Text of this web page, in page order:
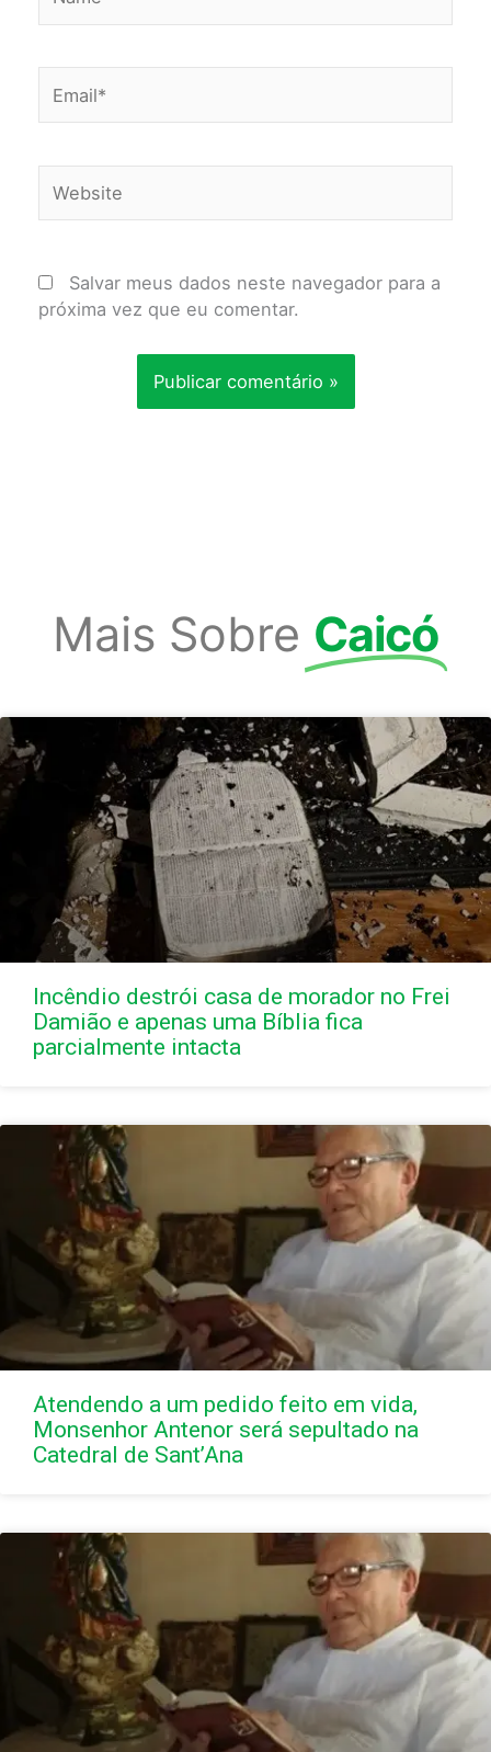
Salvar meus dados neste navegador para a
próxima vez que eu comentar.
Mais Sobre Caicó
Incêndio destrói casa de morador no Frei
Damião e apenas uma Bíblia fica
parcialmente intacta
Atendendo a um pedido feito em vida,
Monsenhor Antenor será sepultado na
Catedral de Sant’Ana